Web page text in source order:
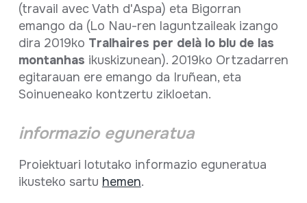
(travail avec Vath d'Aspa) eta Bigorran
emango da (Lo Nau-ren laguntzaileak izango
dira 2019ko Tralhaires per delà lo blu de las
montanhas ikuskizunean). 2019ko Ortzadarren
egitarauan ere emango da Iruñean, eta
Soinueneako kontzertu zikloetan.
informazio eguneratua
Proiektuari lotutako informazio eguneratua
ikusteko sartu hemen.